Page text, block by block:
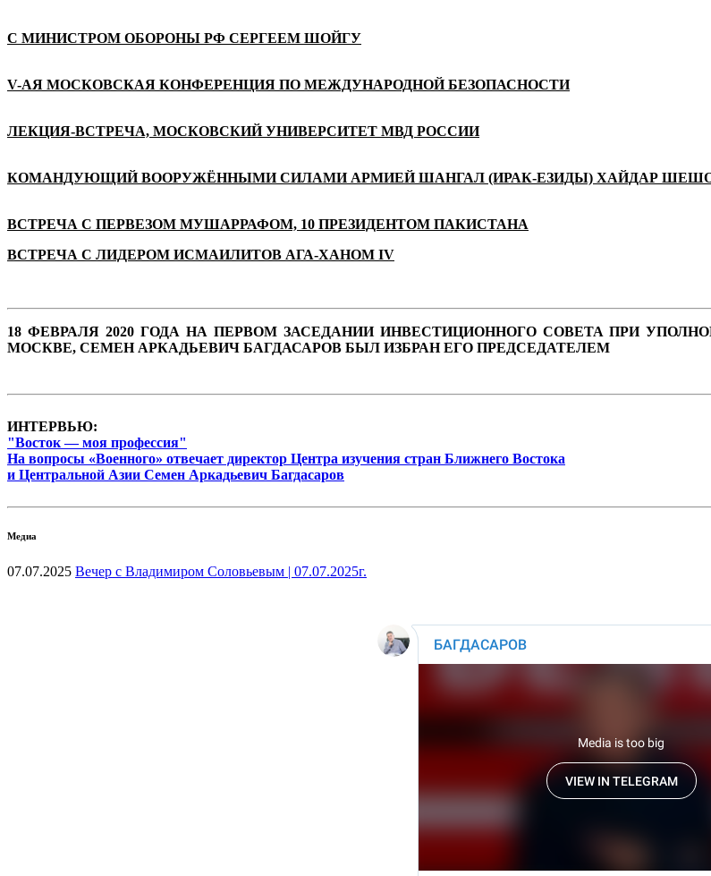
С МИНИСТРОМ ОБОРОНЫ РФ СЕРГЕЕМ ШОЙГУ
V-АЯ МОСКОВСКАЯ КОНФЕРЕНЦИЯ ПО МЕЖДУНАРОДНОЙ БЕЗОПАСНОСТИ
ЛЕКЦИЯ-ВСТРЕЧА, МОСКОВСКИЙ УНИВЕРСИТЕТ МВД РОССИИ
КОМАНДУЮЩИЙ ВООРУЖЁННЫМИ СИЛАМИ АРМИЕЙ ШАНГАЛ (ИРАК-ЕЗИДЫ) ХАЙДАР
ВСТРЕЧА С ПЕРВЕЗОМ МУШАРРАФОМ, 10 ПРЕЗИДЕНТОМ ПАКИСТАНА
ВСТРЕЧА С ЛИДЕРОМ ИСМАИЛИТОВ АГА-ХАНОМ IV
18 ФЕВРАЛЯ 2020 ГОДА НА ПЕРВОМ ЗАСЕДАНИИ ИНВЕСТИЦИОННОГО СОВЕТА ПРИ
МОСКВЕ, СЕМЕН АРКАДЬЕВИЧ БАГДАСАРОВ БЫЛ ИЗБРАН ЕГО ПРЕДСЕДАТЕЛЕМ
ИНТЕРВЬЮ:
"Восток — моя профессия"
На вопросы «Военного» отвечает директор Центра изучения стран Ближнего Востока
и Центральной Азии Семен Аркадьевич Багдасаров
Медиа
07.07.2025 Вечер с Владимиром Соловьевым | 07.07.2025г.